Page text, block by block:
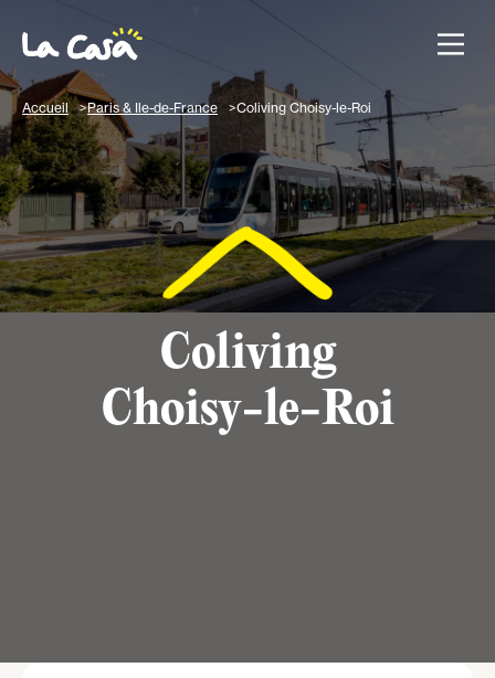
Accueil Paris & Ile-de-France Coliving Choisy-le-Roi
Coliving
Choisy-le-Roi